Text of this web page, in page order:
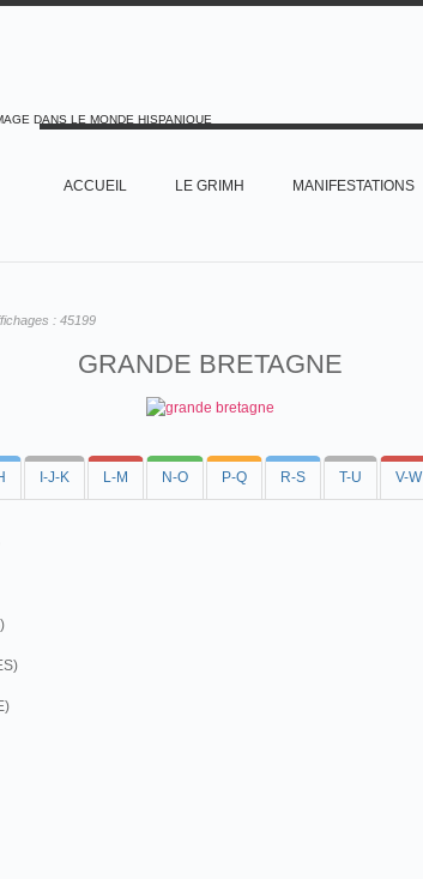
DANS LE MONDE HISPANIQUE
ACCUEIL LE GRIMH MANIFESTATIONS
: 45199
GRANDE BRETAGNE
I-J-K L-M N-O P-Q R-S T-U V-W